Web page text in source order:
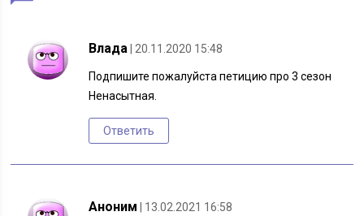
Влада | 20.11.2020 15:48
Подпишите пожалуйста петицию про 3 сезон
Ненасытная.
Ответить
Аноним | 13.02.2021 16:58